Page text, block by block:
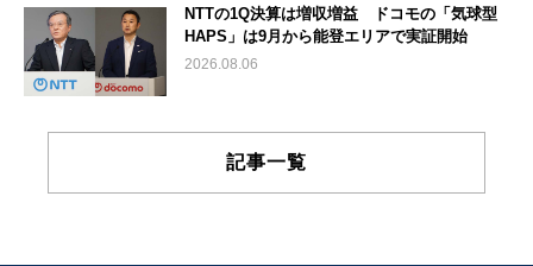
NTTの1Q決算は増収増益 ドコモの「気球型
HAPS」は9月から能登エリアで実証開始
2026.08.06
記事一覧